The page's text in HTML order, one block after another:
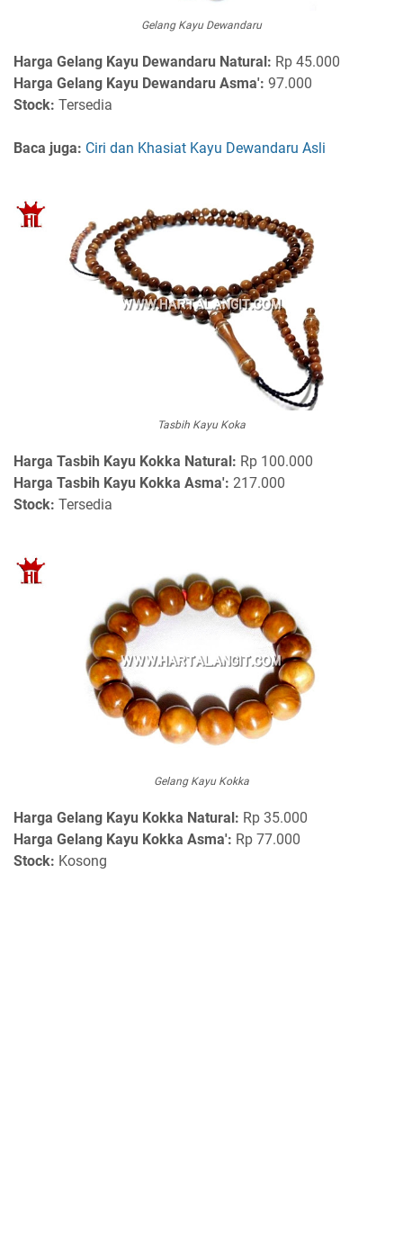
Gelang Kayu Dewandaru
Harga Gelang Kayu Dewandaru Natural: Rp 45.000
Harga Gelang Kayu Dewandaru Asma': 97.000
Stock: Tersedia
Baca juga: Ciri dan Khasiat Kayu Dewandaru Asli
Tasbih Kayu Koka
Harga Tasbih Kayu Kokka Natural: Rp 100.000
Harga Tasbih Kayu Kokka Asma': 217.000
Stock: Tersedia
Gelang Kayu Kokka
Harga Gelang Kayu Kokka Natural: Rp 35.000
Harga Gelang Kayu Kokka Asma': Rp 77.000
Stock: Kosong